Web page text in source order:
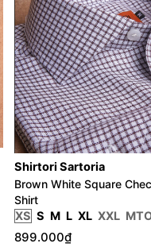
Shirtori Sartoria
Brown White Square
Shirt
XS S M L XL XXL
899.000₫